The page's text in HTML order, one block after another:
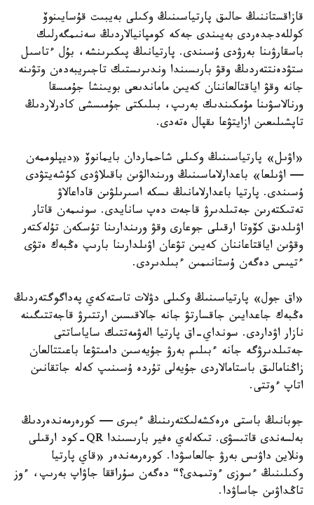
قازاقستاننىڭ حالىق پارتياسىنىڭ وكىلى بەيبىت قۇسايىنوۆ
كوللەدجدەردى بەيىندى جەكە كومپانيالاردىڭ سەنىمگەرلىك
باسقارۋىنا بەرۋدى ۇسىندى. پارتيانىڭ پىكىرىنشە، بۇل ءتاسىل
ستۋدەنتتەردىڭ وقۋ بارىسىندا وندىرىستىك تاجىريبەدەن وتۋىنە
جانە وقۋ اياقتالعاننان كەيىن ماماندىعى بويىنشا جۇمىسقا
ورنالاسۋىنا مۇمكىندىك بەرىپ، بىلىكتى جۇمىسشى كادرلاردىڭ
تاپشىلىعىن ازايتۋعا ىقپال ەتەدى.
«اۋىل» پارتياسىنىڭ وكىلى شاحماردان بايمانوۆ «ديپلوممەن
— اۋىلعا» باعدارلاماسىنىڭ ورىندالۋىن باقىلاۋدى كۇشەيتۋدى
ۇسىندى. پارتيا باعدارلامانىڭ ىسكە اسىرىلۋىن قاداعالاۋ
تەتىكتەرىن جەتىلدىرۋ قاجەت دەپ سانايدى. سونىمەن قاتار
اۋىلدىق كۆوتا ارقىلى جوعارى وقۋ ورىندارىنا تۇسكەن تۇلەكتەر
وقۋىن اياقتاعاننان كەيىن تۋعان اۋىلدارىنا بارىپ ەڭبەك ەتۋى
ءتيىس دەگەن ۇستانىمىن ءبىلدىردى.
«اق جول» پارتياسىنىڭ وكىلى دۋلات تاستەكەي پەداگوگتەردىڭ
ەڭبەك جاعدايىن جاقسارتۋ جانە جالاقىسىن ارتتىرۋ قاجەتتىگىنە
نازار اۋداردى. سونداي-اق پارتيا الەۋمەتتىك ساياساتتى
جەتىلدىرۋگە جانە ءبىلىم بەرۋ جۇيەسىن دامىتۋعا باعىتتالعان
زاڭنامالىق باستامالاردى جۇيەلى تۇردە ۇسىنىپ كەلە جاتقانىن
اتاپ ءوتتى.
جوبانىڭ باستى ەرەكشەلىكتەرىنىڭ ءبىرى — كورەرمەندەردىڭ
بەلسەندى قاتىسۋى. تىكەلەي ەفير بارىسىندا QR-كود ارقىلى
ونلاين داۋىس بەرۋ جالعاسۋدا. كورەرمەندەر «قاي پارتيا
وكىلىنىڭ ءسوزى ءوتىمدى؟“ دەگەن سۇراققا جاۋاپ بەرىپ، ءوز
تاڭداۋىن جاساۋدا.